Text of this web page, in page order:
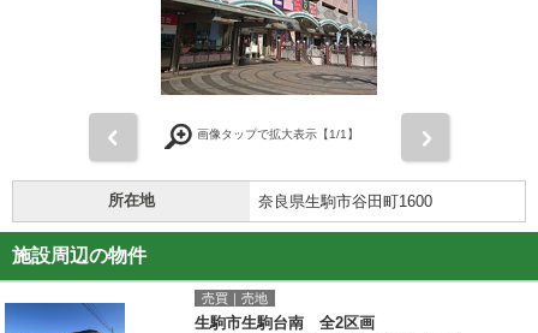
画像タップで拡大表示【1/1】
所在地 奈良県生駒市谷田町1600
施設周辺の物件
売買｜売地
生駒市生駒台南 全2区画